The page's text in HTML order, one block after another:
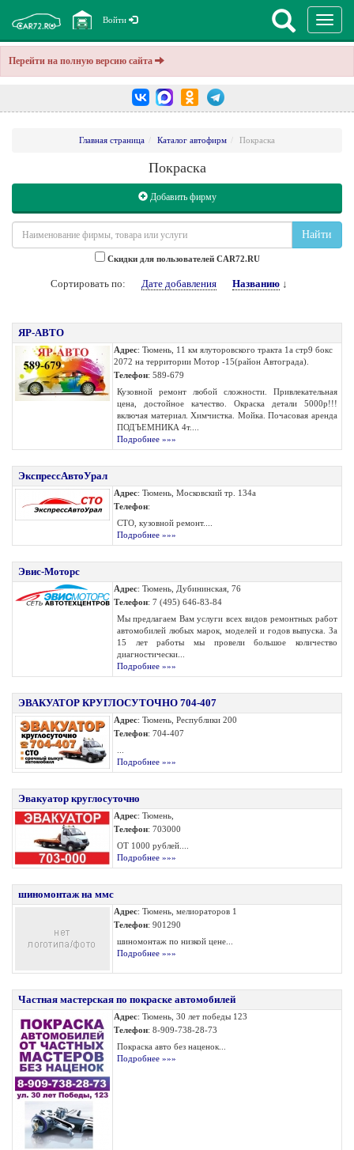
Перейти на полную версию сайта
Войти
Главная страница Каталог автофирм Покраска
Покраска
Добавить фирму
Найти
Cкидки для пользователей CAR72.RU
Сортировать по: Дате добавления Названию ↓
ЯР-АВТО
Адрес: Тюмень, 11 км ялуторовского тракта 1а стр9 бокс
2072 на территории Мотор -15(район Автограда).
Телефон: 589-679
Кузовной ремонт любой сложности. Привлекательная
цена, достойное качество. Окраска детали 5000р!!!
включая материал. Химчистка. Мойка. Почасовая аренда
ПОДЪЕМНИКА 4т....
Подробнее »»»
ЭкспрессАвтоУрал
Адрес: Тюмень, Московский тр. 134а
Телефон:
СТО, кузовной ремонт....
Подробнее »»»
Эвис-Моторс
Адрес: Тюмень, Дубининская, 76
Телефон: 7 (495) 646-83-84
Мы предлагаем Вам услуги всех видов ремонтных работ
автомобилей любых марок, моделей и годов выпуска. За
15 лет работы мы провели большое количество
диагностически...
Подробнее »»»
ЭВАКУАТОР КРУГЛОСУТОЧНО 704-407
Адрес: Тюмень, Республики 200
Телефон: 704-407
Подробнее »»»
Эвакуатор круглосуточно
Адрес: Тюмень,
Телефон: 703000
ОТ 1000 рублей....
Подробнее »»»
шиномонтаж на ммс
Адрес: Тюмень, мелиораторов 1
Телефон: 901290
шиномонтаж по низкой цене...
Подробнее »»»
Частная мастерская по покраске автомобилей
Адрес: Тюмень, 30 лет победы 123
Телефон: 8-909-738-28-73
Покраска авто без наценок...
Подробнее »»»